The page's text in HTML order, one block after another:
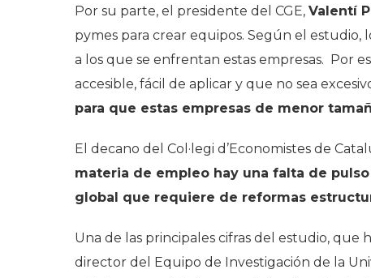
Por su parte, el presidente del CGE, Valentí
pymes para crear equipos. Según el estudio,
a los que se enfrentan estas empresas. Por
accesible, fácil de aplicar y que no sea
para que estas empresas de menor
El decano del Col·legi d’Economistes de
materia de empleo hay una falta de
global que requiere de reformas
Una de las principales cifras del estudio,
director del Equipo de Investigación de la